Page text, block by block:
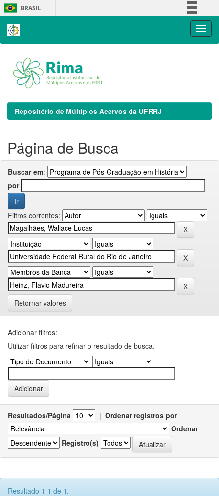
Skip
navigation
BRASIL
Repositório de Múltiplos Acervos da UFRRJ
Página de Busca
Buscar em:
por
Filtros correntes:
Retornar valores
Adicionar filtros:
Utilizar filtros para refinar o resultado de busca.
Resultados/Página | Ordenar registros por
Ordenar
Registro(s)
Resultado 1-1 de 1.